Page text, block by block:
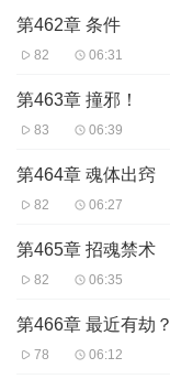
第462章 条件
82 06:31
第463章 撞邪！
83 06:39
第464章 魂体出窍
82 06:27
第465章 招魂禁术
82 06:35
第466章 最近有劫？
78 06:12